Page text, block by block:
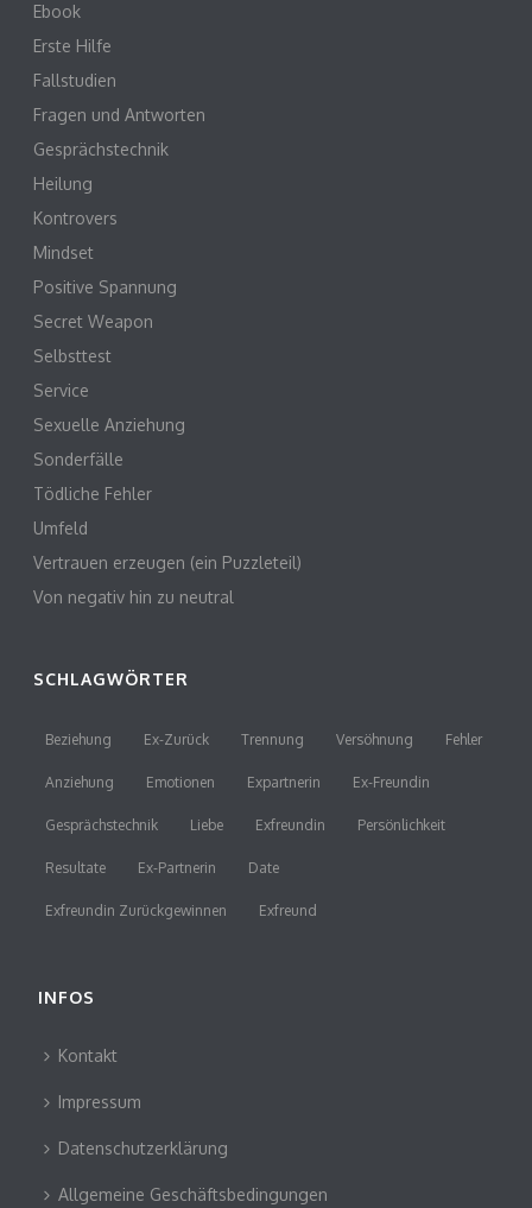
Ebook
Erste Hilfe
Fallstudien
Fragen und Antworten
Gesprächstechnik
Heilung
Kontrovers
Mindset
Positive Spannung
Secret Weapon
Selbsttest
Service
Sexuelle Anziehung
Sonderfälle
Tödliche Fehler
Umfeld
Vertrauen erzeugen (ein Puzzleteil)
Von negativ hin zu neutral
SCHLAGWÖRTER
Beziehung Ex-Zurück Trennung Versöhnung Fehler
Anziehung Emotionen Expartnerin Ex-Freundin
Gesprächstechnik Liebe Exfreundin Persönlichkeit
Resultate Ex-Partnerin Date
Exfreundin Zurückgewinnen Exfreund
INFOS
Kontakt
Impressum
Datenschutzerklärung
Allgemeine Geschäftsbedingungen